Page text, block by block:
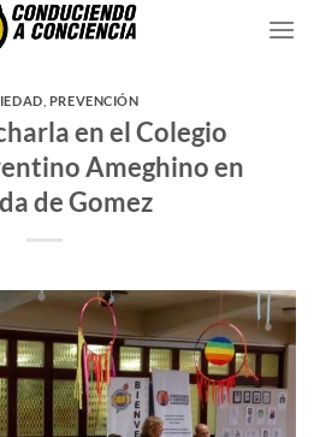
PREVENCIÓN
en el Colegio
Ameghino en
de Gomez